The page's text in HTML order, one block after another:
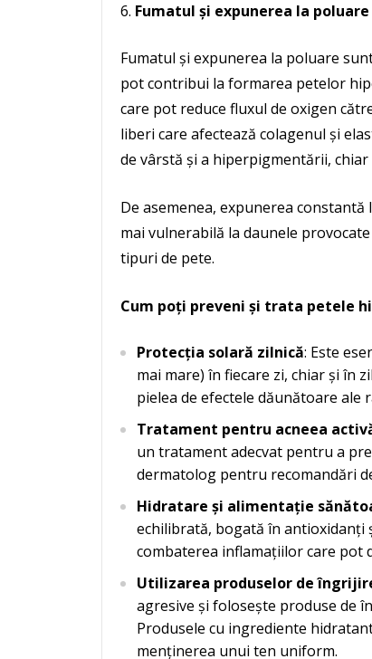
Fumatul și expunerea la poluare
Fumatul și expunerea la poluare
pot contribui la formarea petelor
care pot reduce fluxul de oxigen
liberi care afectează colagenul și
de vârstă și a hiperpigmentării,
De asemenea, expunerea
mai vulnerabilă la daunele
tipuri de pete.
Cum poți preveni și trata petele
Protecția solară zilnică: Este
mai mare) în fiecare zi, chiar și în
pielea de efectele dăunătoare ale
Tratament pentru acneea
un tratament adecvat pentru a
dermatolog pentru recomandări
Hidratare și alimentație
echilibrată, bogată în antioxidanți
combaterea inflamațiilor care pot
Utilizarea produselor de
agresive și folosește produse de
Produsele cu ingrediente
menținerea unui ten uniform.